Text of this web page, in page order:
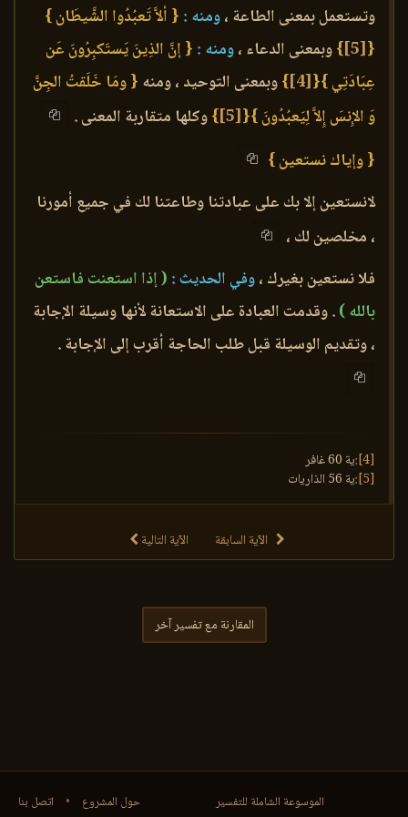
وتستعمل بمعنى الطاعة ،ومنه : { ألاَّ تَعبُدُوا الشَّيطَان }
{
[5]
}وبمعنى الدعاء ،ومنه : { إنَّ الذِينَ يَستَكبِرُونَ عَن
عِبَادَتِي }{
[4]
}وبمعنى التوحيد ، ومنه { ومَا خَلَقتُ الجِنَّ
وَ الإِنسَ إِلاَّ لِيَعبُدُونَ }{
[5]
}وكلها متقاربة المعنى .
{ وإياك نستعين }
لانستعين إلا بك على عبادتنا وطاعتنا لك في جميع أمورنا
، مخلصين لك ،
فلا نستعين بغيرك ،وفي الحديث : ( إذا استعنت فاستعن
بالله ). وقدمت العبادة على الاستعانة لأنها وسيلة الإجابة
، وتقديم الوسيلة قبل طلب الحاجة أقرب إلى الإجابة .
[4]
:ية 60 غافر
[5]
:ية 56 الذاريات
الآية السابقة الآية التالية
المقارنة مع تفسير آخر
حول المشروع • اتصل بنا الموسوعة الشاملة للتفسير